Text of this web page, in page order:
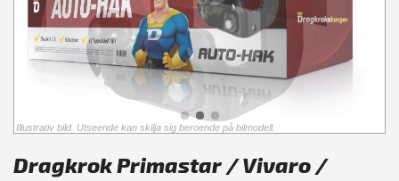
Illustrativ bild. Utseende kan skilja sig beroende på bilmodell.
Dragkrok Primastar / Vivaro /